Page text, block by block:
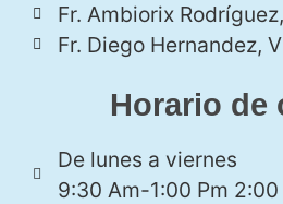
Fr. Ambiorix
Fr. Diego Hernandez,
Horario de
De lunes a viernes
9:30 Am-1:00 Pm